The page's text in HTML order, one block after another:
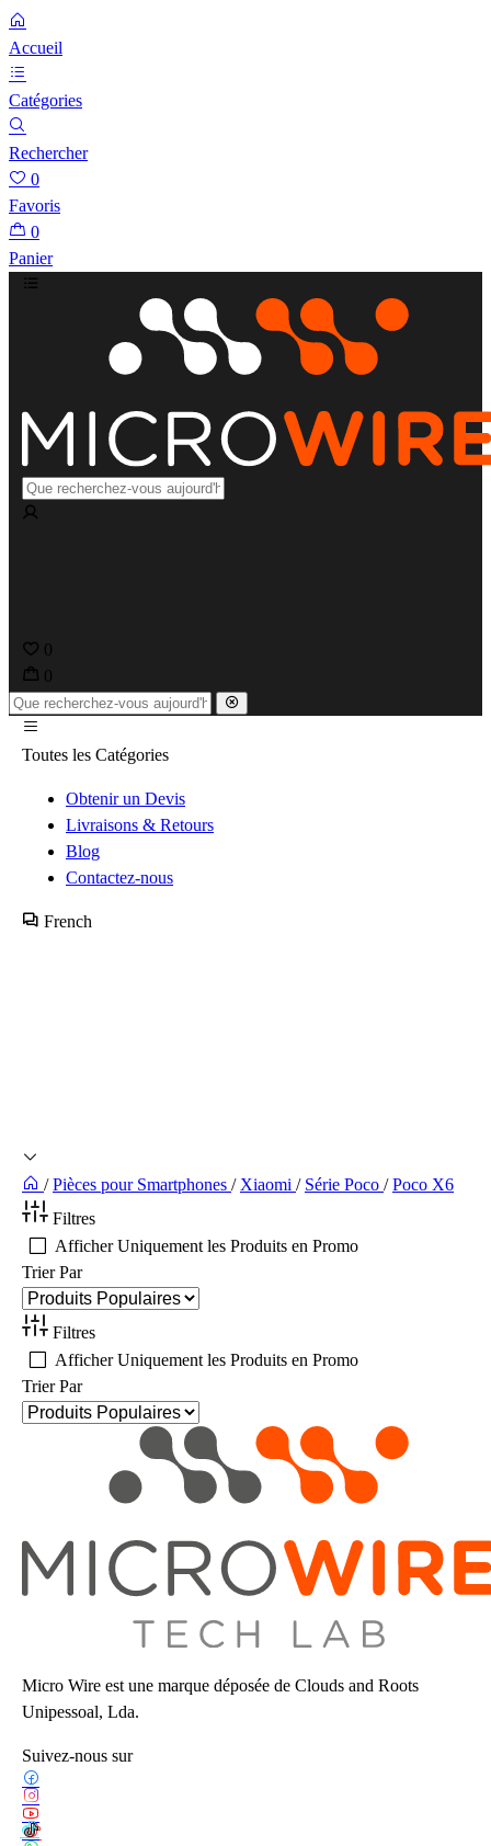
Accueil
Catégories
Rechercher
0
Favoris
0
Panier
0
0
Toutes les Catégories
Obtenir un Devis
Livraisons & Retours
Blog
Contactez-nous
French
/ Pièces pour Smartphones / Xiaomi / Série Poco / Poco X6
Filtres
Afficher Uniquement les Produits en Promo
Trier Par
Filtres
Afficher Uniquement les Produits en Promo
Trier Par
Micro Wire est une marque déposée de Clouds and Roots
Unipessoal, Lda.
Suivez-nous sur